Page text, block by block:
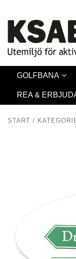
GOLFBANA
REA &
START /